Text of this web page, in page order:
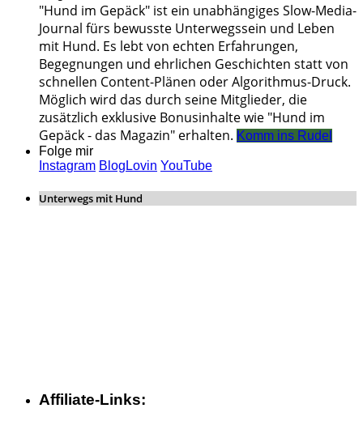
"Hund im Gepäck" ist ein unabhängiges Slow-Media-
Journal fürs bewusste Unterwegssein und Leben
mit Hund. Es lebt von echten Erfahrungen,
Begegnungen und ehrlichen Geschichten statt von
schnellen Content-Plänen oder Algorithmus-Druck.
Möglich wird das durch seine Mitglieder, die
zusätzlich exklusive Bonusinhalte wie "Hund im
Gepäck - das Magazin" erhalten. Komm ins Rudel
Folge mir
Instagram BlogLovin YouTube
Unterwegs mit Hund
Affiliate-Links: